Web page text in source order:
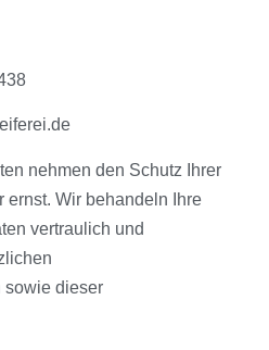
nehmen den Schutz Ihrer
ernst. Wir behandeln Ihre
vertraulich und
sowie dieser